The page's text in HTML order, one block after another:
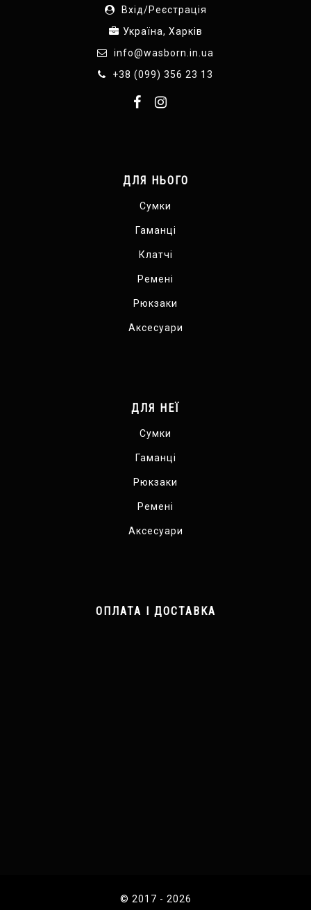
Вхід/Реєстрація
Україна, Харків
info@wasborn.in.ua
+38 (099) 356 23 13
ДЛЯ НЬОГО
Сумки
Гаманці
Клатчі
Ремені
Рюкзаки
Аксесуари
ДЛЯ НЕЇ
Сумки
Гаманці
Рюкзаки
Ремені
Аксесуари
ОПЛАТА І ДОСТАВКА
© 2017 - 2026